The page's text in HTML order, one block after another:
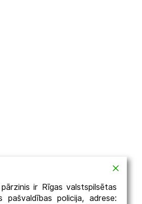
ir Rīgas valstspilsētas
pašvaldības policija, adrese: